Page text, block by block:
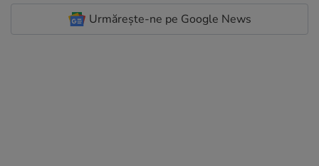
Urmărește-ne pe Google News